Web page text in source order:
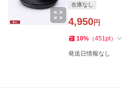
在庫なし
4,950円
10% （451pt）
発送日情報なし